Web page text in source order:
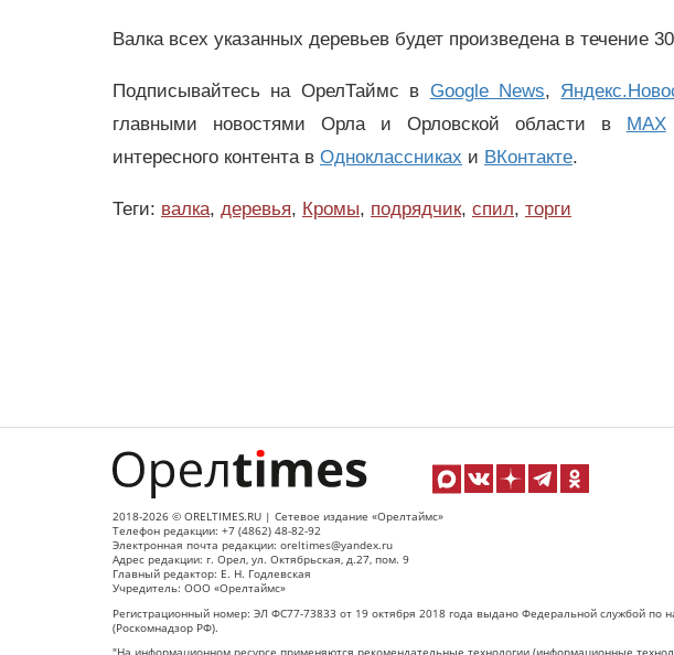
Валка всех указанных деревьев будет произведена в течение
Подписывайтесь на ОрелТаймс в Google News,
главными новостями Орла и Орловской области в MAX
интересного контента в Одноклассниках и ВКонтакте.
Теги: валка, деревья, Кромы, подрядчик, спил, торги
2018-2026 © ORELTIMES.RU | Сетевое издание «Орелтаймс»
Телефон редакции: +7 (4862) 48-82-92
Электронная почта редакции: oreltimes@yandex.ru
Адрес редакции: г. Орел, ул. Октябрьская, д.27, пом. 9
Главный редактор: Е. Н. Годлевская
Учредитель: ООО «Орелтаймс»
Регистрационный номер: ЭЛ ФС77-73833 от 19 октября 2018 года выдано Федеральной службой по
(Роскомнадзор РФ).